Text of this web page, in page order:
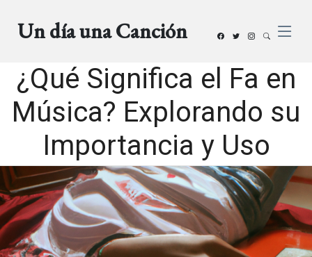
Un día una Canción
¿Qué Significa el Fa en
Música? Explorando su
Importancia y Uso